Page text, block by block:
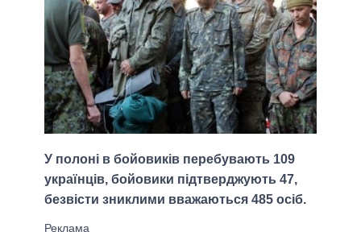
У полоні в бойовиків перебувають 109
українців, бойовики підтверджують 47,
безвісти зниклими вважаються 485 осіб.